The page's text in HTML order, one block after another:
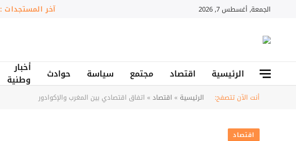
الجمعة, أغسطس 7, 2026 آخر المستجدات :
الرئيسية اقتصاد مجتمع سياسة حوادث
أخبار
وطنية
أنت الآن تتصفح: الرئيسية » اقتصاد » اتفاق اقتصادي بين المغرب والإكوادور
اقتصاد